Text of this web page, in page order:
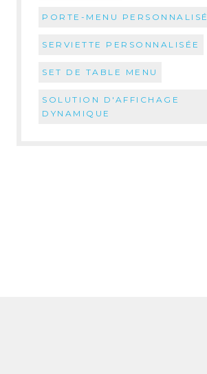
PORTE-MENU PERSONNALISÉ
SERVIETTE PERSONNALISÉE
SET DE TABLE MENU
SOLUTION D'AFFICHAGE
DYNAMIQUE